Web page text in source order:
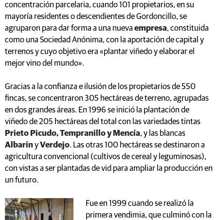
concentración parcelaria, cuando 101 propietarios, en su
mayoría residentes o descendientes de Gordoncillo, se
agruparon para dar forma a una nueva empresa, constituida
como una Sociedad Anónima, con la aportación de capital y
terrenos y cuyo objetivo era «plantar viñedo y elaborar el
mejor vino del mundo».
Gracias a la confianza e ilusión de los propietarios de 550
fincas, se concentraron 305 hectáreas de terreno, agrupadas
en dos grandes áreas. En 1996 se inició la plantación de
viñedo de 205 hectáreas del total con las variedades tintas
Prieto Picudo, Tempranillo y Mencía, y las blancas
AlbarínyVerdejo. Las otras 100 hectáreas se destinaron a
agricultura convencional (cultivos de cereal y leguminosas),
con vistas a ser plantadas de vid para ampliar la producción en
un futuro.
Fue en 1999 cuando se realizó la
primera vendimia, que culminó con la